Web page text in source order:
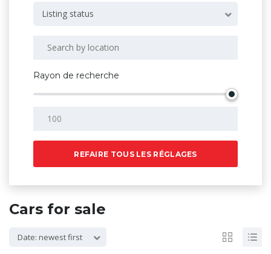
Listing status
Rayon de recherche
REFAIRE TOUS LES RÉGLAGES
Cars for sale
Date: newest first